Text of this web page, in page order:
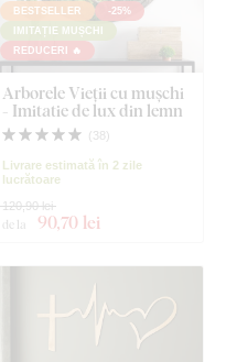
BESTSELLER
-25%
IMITAȚIE MUȘCHI
REDUCERI 🔥
Arborele Vieții cu mușchi
- Imitatie de lux din lemn
( 38 )
Livrare estimată în 2 zile
lucrătoare
de la 90,70 lei
120,90 lei